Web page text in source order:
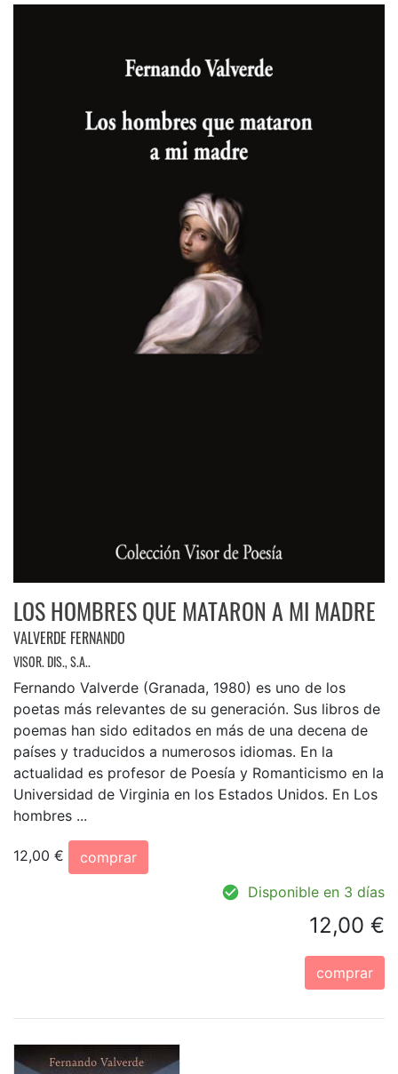
LOS HOMBRES QUE MATARON A MI MADRE
VALVERDE FERNANDO
VISOR. DIS., S.A..
Fernando Valverde (Granada, 1980) es uno de los
poetas más relevantes de su generación. Sus libros de
poemas han sido editados en más de una decena de
países y traducidos a numerosos idiomas. En la
actualidad es profesor de Poesía y Romanticismo en la
Universidad de Virginia en los Estados Unidos. En Los
hombres ...
12,00 €
comprar
Disponible en 3 días
12,00 €
comprar